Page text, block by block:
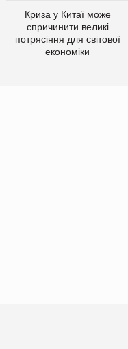
Криза у Китаї може
спричинити великі
потрясіння для світової
економіки